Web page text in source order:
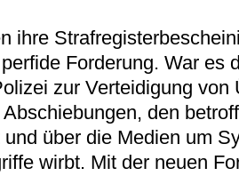
ihre
Forderung. War es
zur Verteidigung von
den
über die Medien um
wirbt. Mit der neuen